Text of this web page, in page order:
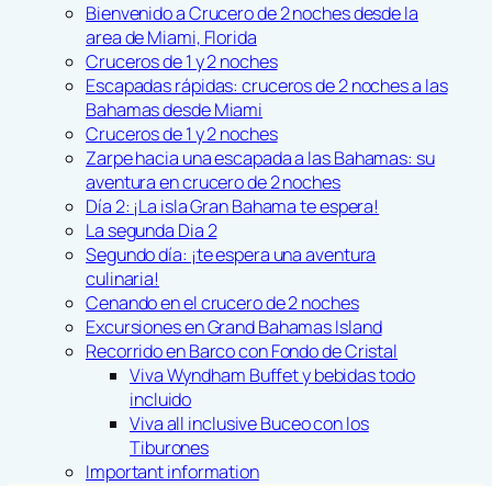
Bienvenido a Crucero de 2 noches desde la
area de Miami, Florida
Cruceros de 1 y 2 noches
Escapadas rápidas: cruceros de 2 noches a las
Bahamas desde Miami
Cruceros de 1 y 2 noches
Zarpe hacia una escapada a las Bahamas: su
aventura en crucero de 2 noches
Día 2: ¡La isla Gran Bahama te espera!
La segunda Dia 2
Segundo día: ¡te espera una aventura
culinaria!
Cenando en el crucero de 2 noches
Excursiones en Grand Bahamas Island
Recorrido en Barco con Fondo de Cristal
Viva Wyndham Buffet y bebidas todo
incluido
Viva all inclusive Buceo con los
Tiburones
Important information